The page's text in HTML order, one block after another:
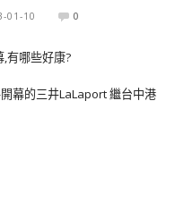
01-10 0
幕的三井LaLaport 繼台中港